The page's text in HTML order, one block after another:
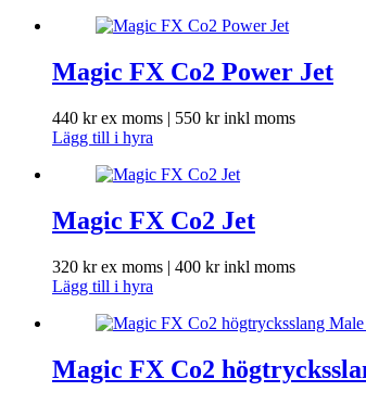
Magic FX Co2 Power Jet
440 krex moms | 550 krinkl moms
Lägg till i hyra
Magic FX Co2 Jet
320 krex moms | 400 krinkl moms
Lägg till i hyra
Magic FX Co2